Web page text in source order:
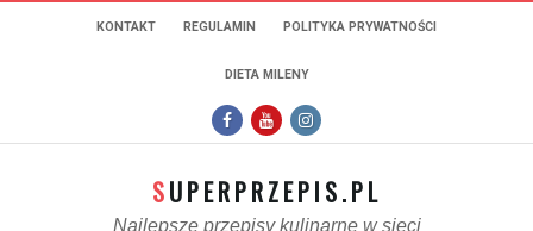
KONTAKT REGULAMIN POLITYKA PRYWATNOŚCI
DIETA MILENY
SUPERPRZEPIS.PL
Najlepsze przepisy kulinarne w sieci